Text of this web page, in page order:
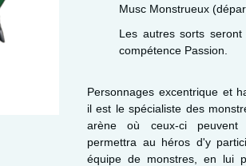
Musc Monstrueux
Les autres sorts
compétence Passion.
Personnages excentrique et
il est le spécialiste des
arène où ceux-ci peuvent
permettra au héros d'y
équipe de monstres, en lui